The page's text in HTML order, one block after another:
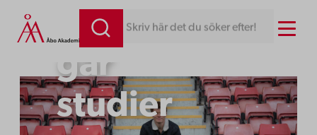
Hoppa
till
Skriv här det du söker efter! Menu
Hur
går
studier